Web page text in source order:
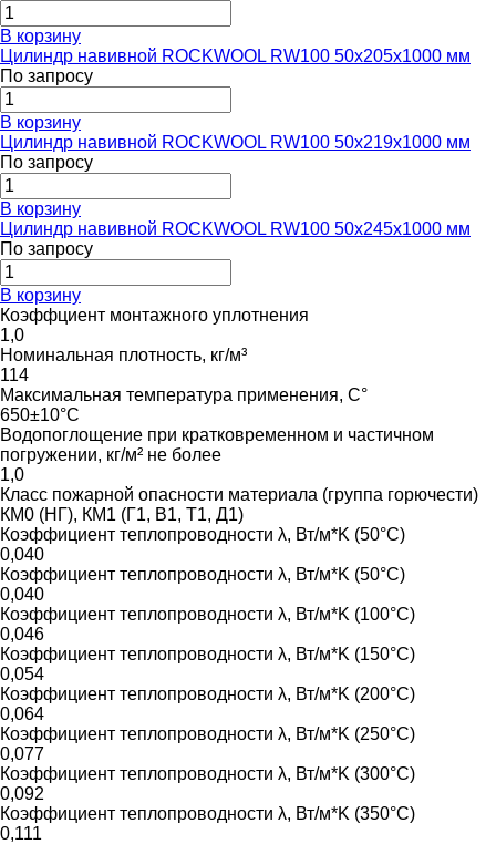
В корзину
Цилиндр навивной ROCKWOOL RW100 50x205x1000 мм
По запросу
В корзину
Цилиндр навивной ROCKWOOL RW100 50x219x1000 мм
По запросу
В корзину
Цилиндр навивной ROCKWOOL RW100 50x245x1000 мм
По запросу
В корзину
Коэффциент монтажного уплотнения
1,0
Номинальная плотность, кг/м³
114
Максимальная температура применения, С°
650±10°C
Водопоглощение при кратковременном и частичном
погружении, кг/м² не более
1,0
Класс пожарной опасности материала (группа горючести)
КМ0 (НГ), КМ1 (Г1, В1, Т1, Д1)
Коэффициент теплопроводности λ, Вт/м*K (50°C)
0,040
Коэффициент теплопроводности λ, Вт/м*K (50°C)
0,040
Коэффициент теплопроводности λ, Вт/м*K (100°C)
0,046
Коэффициент теплопроводности λ, Вт/м*K (150°C)
0,054
Коэффициент теплопроводности λ, Вт/м*K (200°C)
0,064
Коэффициент теплопроводности λ, Вт/м*K (250°C)
0,077
Коэффициент теплопроводности λ, Вт/м*K (300°C)
0,092
Коэффициент теплопроводности λ, Вт/м*K (350°C)
0,111